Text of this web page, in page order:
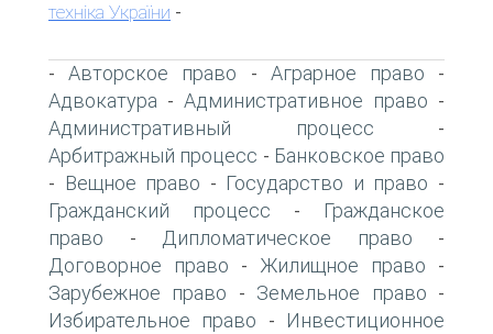
техніка України -
-Авторское право - Аграрное право -
Адвокатура - Административное право -
Административный процесс -
Арбитражный процесс - Банковское право
- Вещное право - Государство и право -
Гражданский процесс -
Гражданское
право - Дипломатическое право -
Договорное право - Жилищное право -
Зарубежное право - Земельное право -
Избирательное право -
Инвестиционное